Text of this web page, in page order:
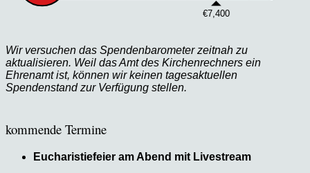
€7,400
Wir versuchen das Spendenbarometer zeitnah zu
aktualisieren. Weil das Amt des Kirchenrechners ein
Ehrenamt ist, können wir keinen tagesaktuellen
Spendenstand zur Verfügung stellen.
kommende Termine
Eucharistiefeier am Abend mit Livestream